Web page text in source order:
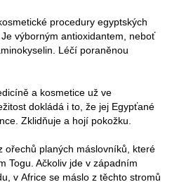
procedury egyptských
výborným antioxidantem, neboť
Léčí poraněnou
a kosmetice už ve
dokládá i to, že jej Egypťané
Zklidňuje a hojí pokožku.
ořechů planých máslovníků, které
Togu. Ačkoliv jde v západním
v Africe se máslo z těchto stromů